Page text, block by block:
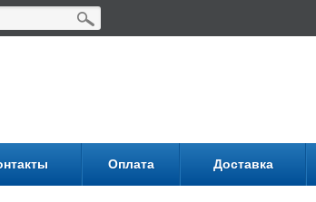
Оплата Доставка